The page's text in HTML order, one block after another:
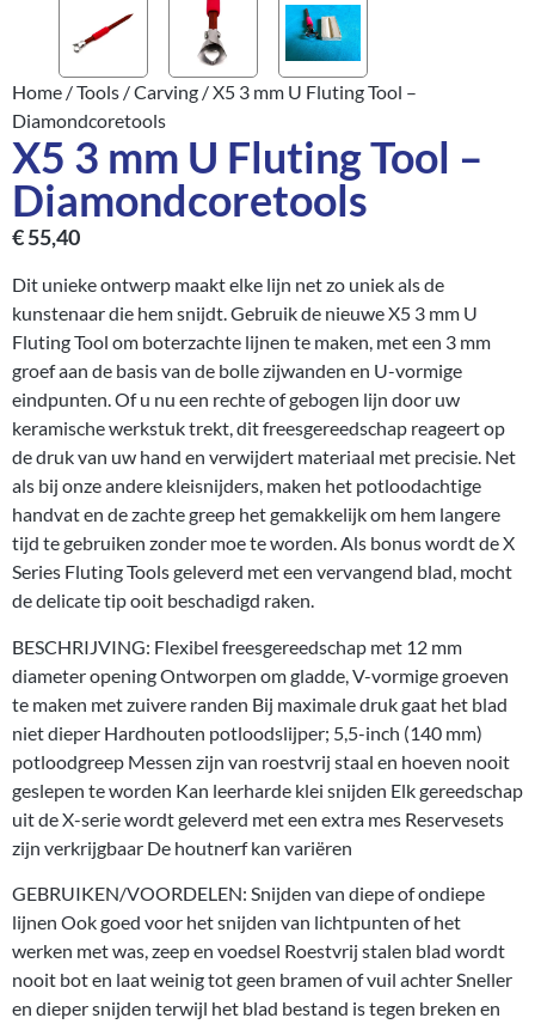
Home /Tools /Carving / X5 3 mm U Fluting Tool –
Diamondcoretools
X5 3 mm U Fluting Tool –
Diamondcoretools
€55,40
Dit unieke ontwerp maakt elke lijn net zo uniek als de
kunstenaar die hem snijdt. Gebruik de nieuwe X5 3 mm U
Fluting Tool om boterzachte lijnen te maken, met een 3 mm
groef aan de basis van de bolle zijwanden en U-vormige
eindpunten. Of u nu een rechte of gebogen lijn door uw
keramische werkstuk trekt, dit freesgereedschap reageert op
de druk van uw hand en verwijdert materiaal met precisie. Net
als bij onze andere kleisnijders, maken het potloodachtige
handvat en de zachte greep het gemakkelijk om hem langere
tijd te gebruiken zonder moe te worden. Als bonus wordt de X
Series Fluting Tools geleverd met een vervangend blad, mocht
de delicate tip ooit beschadigd raken.
BESCHRIJVING: Flexibel freesgereedschap met 12 mm
diameter opening Ontworpen om gladde, V-vormige groeven
te maken met zuivere randen Bij maximale druk gaat het blad
niet dieper Hardhouten potloodslijper; 5,5-inch (140 mm)
potloodgreep Messen zijn van roestvrij staal en hoeven nooit
geslepen te worden Kan leerharde klei snijden Elk gereedschap
uit de X-serie wordt geleverd met een extra mes Reservesets
zijn verkrijgbaar De houtnerf kan variëren
GEBRUIKEN/VOORDELEN: Snijden van diepe of ondiepe
lijnen Ook goed voor het snijden van lichtpunten of het
werken met was, zeep en voedsel Roestvrij stalen blad wordt
nooit bot en laat weinig tot geen bramen of vuil achter Sneller
en dieper snijden terwijl het blad bestand is tegen breken en